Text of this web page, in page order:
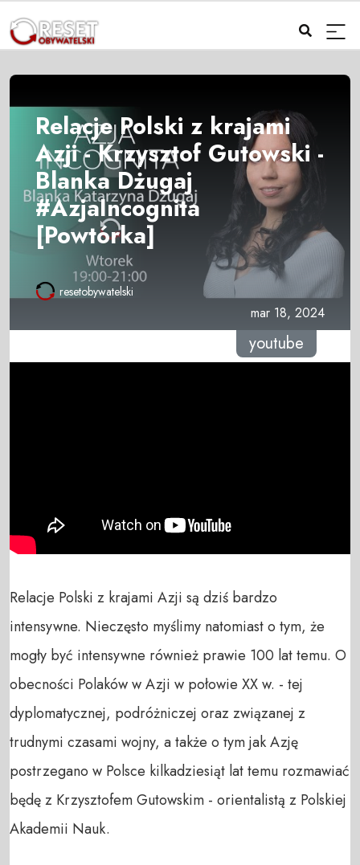
Relacje Polski z krajami
Azji - Krzysztof Gutowski -
Blanka Dżugaj
#AzjaIncognita
[Powtórka]
resetobywatelski
mar 18, 2024
youtube
Relacje Polski z krajami Azji są dziś bardzo
intensywne. Nieczęsto myślimy natomiast o tym, że
mogły być intensywne również prawie 100 lat temu. O
obecności Polaków w Azji w połowie XX w. - tej
dyplomatycznej, podróżniczej oraz związanej z
trudnymi czasami wojny, a także o tym jak Azję
postrzegano w Polsce kilkadziesiąt lat temu rozmawiać
będę z Krzysztofem Gutowskim - orientalistą z Polskiej
Akademii Nauk.